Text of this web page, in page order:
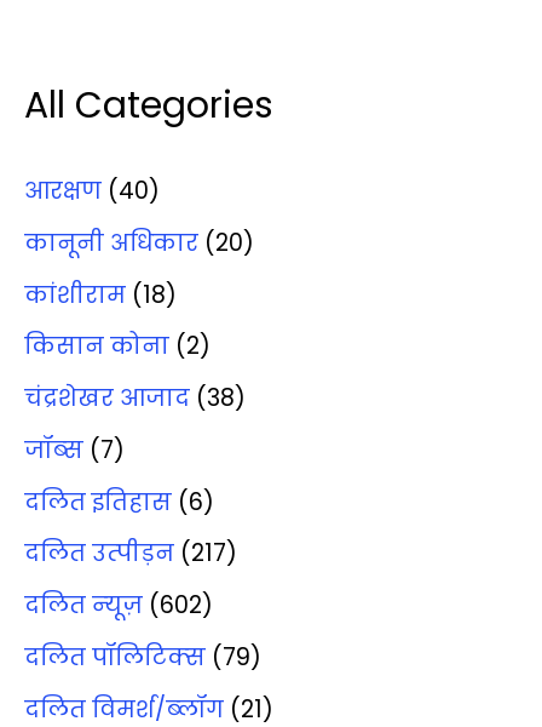
All Categories
आरक्षण (40)
कानूनी अधिकार (20)
कांशीराम (18)
किसान कोना (2)
चंद्रशेखर आजाद (38)
जॉब्‍स (7)
दलित इतिहास (6)
दलित उत्‍पीड़न (217)
दलित न्‍यूज़ (602)
दलित पॉलिटिक्‍स (79)
दलित विमर्श/ब्‍लॉग (21)